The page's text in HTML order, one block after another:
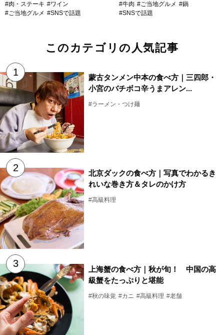
#肉・ステーキ #ワイン
#ご当地グルメ #SNSで話題
#牛肉 #ご当地グルメ #鍋
#SNSで話題
このカテゴリの人気記事
蒙古タンメン中本の食べ方｜三四郎・
小宮のバチボコ辛うまアレン...
#ラーメン・つけ麺
北京ダックの食べ方｜写真でわかるき
れいな巻き方＆タレのかけ方
#高級料理
上海蟹の食べ方｜秋が旬！ 中国の高
級蟹をたっぷりと堪能
#秋の味覚 #カニ #高級料理 #老舗